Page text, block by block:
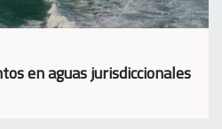
en aguas jurisdiccionales